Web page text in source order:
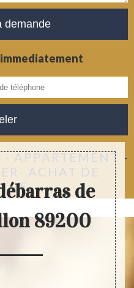
- APPARTEMENT -
ACHAT DE
de
89200